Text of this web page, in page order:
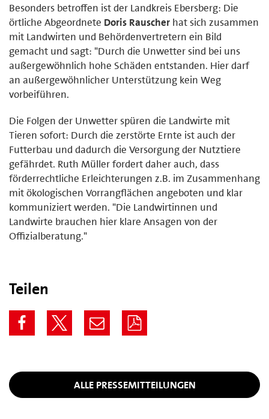
Besonders betroffen ist der Landkreis Ebersberg: Die
örtliche Abgeordnete Doris Rauscher hat sich zusammen
mit Landwirten und Behördenvertretern ein Bild
gemacht und sagt: "Durch die Unwetter sind bei uns
außergewöhnlich hohe Schäden entstanden. Hier darf
an außergewöhnlicher Unterstützung kein Weg
vorbeiführen.
Die Folgen der Unwetter spüren die Landwirte mit
Tieren sofort: Durch die zerstörte Ernte ist auch der
Futterbau und dadurch die Versorgung der Nutztiere
gefährdet. Ruth Müller fordert daher auch, dass
förderrechtliche Erleichterungen z.B. im Zusammenhang
mit ökologischen Vorrangflächen angeboten und klar
kommuniziert werden. "Die Landwirtinnen und
Landwirte brauchen hier klare Ansagen von der
Offizialberatung."
Teilen
ALLE PRESSEMITTEILUNGEN